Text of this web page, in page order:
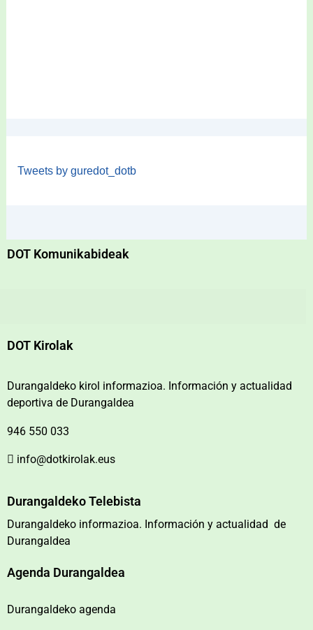
Tweets by guredot_dotb
DOT Komunikabideak
DOT Kirolak
Durangaldeko kirol informazioa. Información y actualidad
deportiva de Durangaldea
946 550 033
info@dotkirolak.eus
Durangaldeko Telebista
Durangaldeko informazioa. Información y actualidad de
Durangaldea
Agenda Durangaldea
Durangaldeko agenda